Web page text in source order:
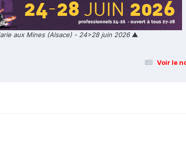
aux Mines (Alsace) - 24>28 juin 2026▲
Voir le